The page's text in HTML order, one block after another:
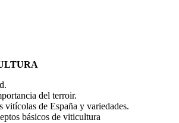
del terroir.
de España y variedades.
básicos de viticultura